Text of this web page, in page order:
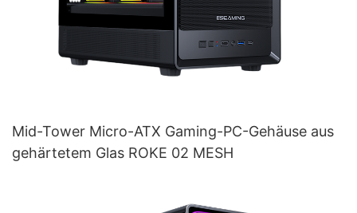
Mid-Tower Micro-ATX Gaming-PC-Gehäuse aus
gehärtetem Glas ROKE 02 MESH